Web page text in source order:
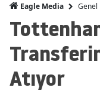
Eagle Media Genel
Atıyor